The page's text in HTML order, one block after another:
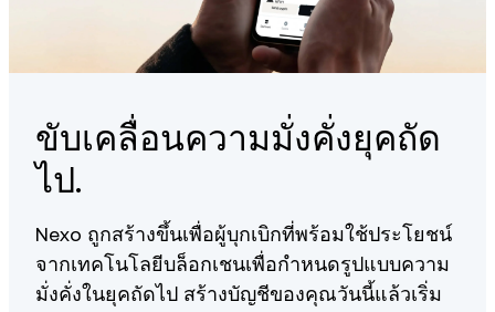
ขับเคลื่อนความมั่งคั่งยุคถัด
ไป.
Nexo ถูกสร้างขึ้นเพื่อผู้บุกเบิกที่พร้อมใช้ประโยชน์
จากเทคโนโลยีบล็อกเชนเพื่อกำหนดรูปแบบความ
มั่งคั่งในยุคถัดไป สร้างบัญชีของคุณวันนี้แล้วเริ่ม